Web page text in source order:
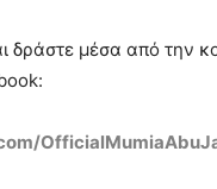
δράστε μέσα από την